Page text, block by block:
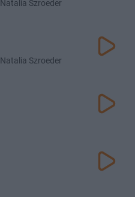
Natalia Szroeder
Natalia Szroeder